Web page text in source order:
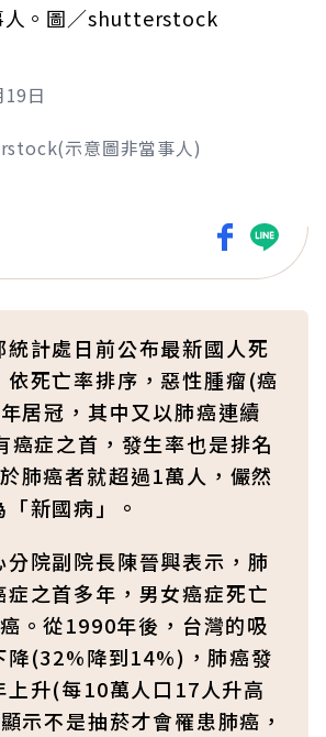
人。圖／shutterstock
日
示意圖非當事人)
統計處日前公布最新國人死
依死亡率排序，惡性腫瘤(癌
居冠，其中又以肺癌連續
癌症之首，發生率也是排名
肺癌者就超過1萬人，儼然
新國病」。
分院副院長陳晉興表示，肺
之首多年，男女癌症死亡
。從1990年後，台灣的吸
降(32%降到14%)，肺癌發
上升(每10萬人口17人升高
示不是抽菸才會罹患肺癌，